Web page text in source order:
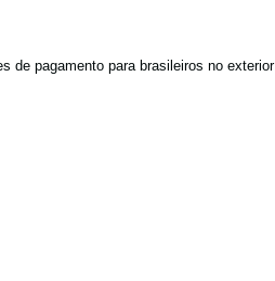
de pagamento para brasileiros no exterior